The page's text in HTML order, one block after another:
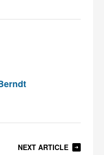
NEXT ARTICLE